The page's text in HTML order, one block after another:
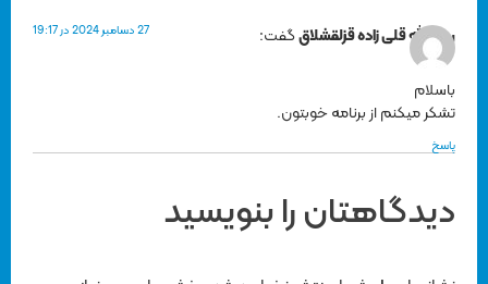
روح الله قلی زاده قزلقشلاقگفت:
باسلام
تشکر میکنم از برنامه خوبتون.
دیدگاهتان را بنویسید